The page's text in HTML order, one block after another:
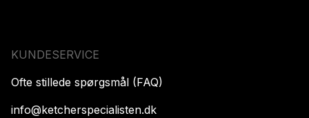
KUNDESERVICE
Ofte stillede spørgsmål (FAQ)
info@ketcherspecialisten.dk